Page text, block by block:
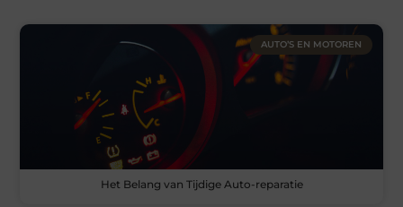
AUTO’S EN MOTOREN
Het Belang van Tijdige Auto-reparatie